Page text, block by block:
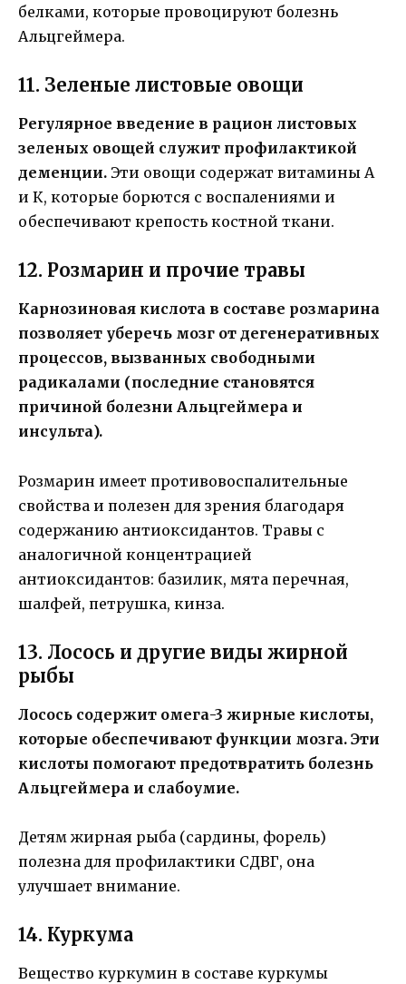
белками, которые провоцируют болезнь
Альцгеймера.
11. Зеленые листовые овощи
Регулярное введение в рацион листовых
зеленых овощей служит профилактикой
деменции. Эти овощи содержат витамины А
и К, которые борются с воспалениями и
обеспечивают крепость костной ткани.
12. Розмарин и прочие травы
Карнозиновая кислота в составе розмарина
позволяет уберечь мозг от дегенеративных
процессов, вызванных свободными
радикалами (последние становятся
причиной болезни Альцгеймера и
инсульта).
Розмарин имеет противовоспалительные
свойства и полезен для зрения благодаря
содержанию антиоксидантов. Травы с
аналогичной концентрацией
антиоксидантов: базилик, мята перечная,
шалфей, петрушка, кинза.
13. Лосось и другие виды жирной
рыбы
Лосось содержит омега-3 жирные кислоты,
которые обеспечивают функции мозга. Эти
кислоты помогают предотвратить болезнь
Альцгеймера и слабоумие.
Детям жирная рыба (сардины, форель)
полезна для профилактики СДВГ, она
улучшает внимание.
14. Куркума
Вещество куркумин в составе куркумы